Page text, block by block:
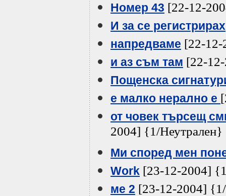
Номер 43 [22-12-
И за се регистрирах
напредваме [22-12-
и аз съм там [22-
Пощенска
е малко нерално е
от човек търсещ
2004] {1/Неутрален}
Ми според мен
Work [23-12-2004]
ме 2 [23-12-2004]